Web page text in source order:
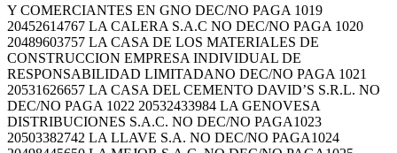
Y COMERCIANTES EN GNO DEC/NO PAGA 1019
20452614767 LA CALERA S.A.C NO DEC/NO PAGA 1020
20489603757 LA CASA DE LOS MATERIALES DE
CONSTRUCCION EMPRESA INDIVIDUAL DE
RESPONSABILIDAD LIMITADANO DEC/NO PAGA 1021
20531626657 LA CASA DEL CEMENTO DAVID’S S.R.L. NO
DEC/NO PAGA 1022 20532433984 LA GENOVESA
DISTRIBUCIONES S.A.C. NO DEC/NO PAGA1023
20503382742 LA LLAVE S.A. NO DEC/NO PAGA1024